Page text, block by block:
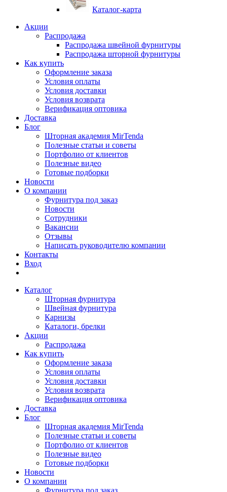
Каталог-карта
Акции
Распродажа
Распродажа швейной фурнитуры
Распродажа шторной фурнитуры
Как купить
Оформление заказа
Условия оплаты
Условия доставки
Условия возврата
Верификация оптовика
Доставка
Блог
Шторная академия MirTenda
Полезные статьи и советы
Портфолио от клиентов
Полезные видео
Готовые подборки
Новости
О компании
Фурнитура под заказ
Новости
Сотрудники
Вакансии
Отзывы
Написать руководителю компании
Контакты
Вход
Каталог
Шторная фурнитура
Швейная фурнитура
Карнизы
Каталоги, брелки
Акции
Распродажа
Как купить
Оформление заказа
Условия оплаты
Условия доставки
Условия возврата
Верификация оптовика
Доставка
Блог
Шторная академия MirTenda
Полезные статьи и советы
Портфолио от клиентов
Полезные видео
Готовые подборки
Новости
О компании
Фурнитура под заказ